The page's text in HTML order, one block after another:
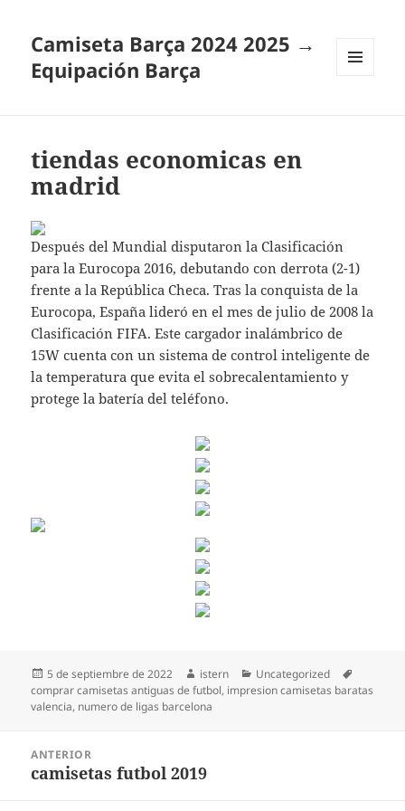
Camiseta Barça 2024 2025 →
Equipación Barça
tiendas economicas en
madrid
Después del Mundial disputaron la Clasificación
para la Eurocopa 2016, debutando con derrota (2-1)
frente a la República Checa. Tras la conquista de la
Eurocopa, España lideró en el mes de julio de 2008 la
Clasificación FIFA. Este cargador inalámbrico de
15W cuenta con un sistema de control inteligente de
la temperatura que evita el sobrecalentamiento y
protege la batería del teléfono.
Publicado
el
5 de septiembre de 2022 Autor
istern Categorías
Uncategorized
comprar camisetas antiguas de futbol, impresion camisetas baratas
valencia, numero de ligas barcelona
entradas
ANTERIOR
Entrada
camisetas futbol 2019